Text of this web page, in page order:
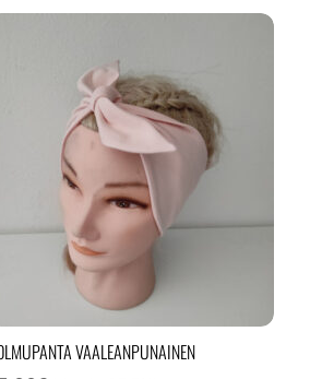
VAALEANPUNAINEN